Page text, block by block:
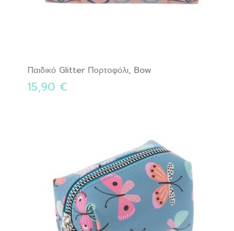
Παιδικό Glitter Πορτοφόλι, Bow
15,90 €